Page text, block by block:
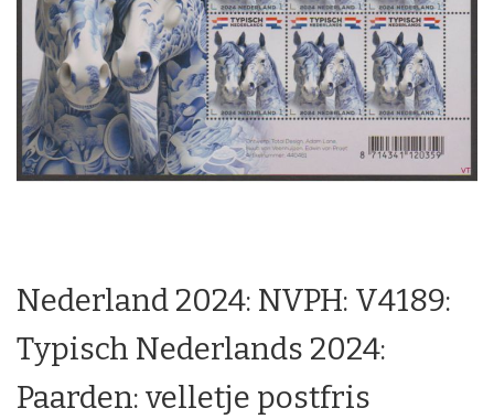
het
van
de
afbeeldingen-
gallerij
Nederland 2024: NVPH: V4189:
Typisch Nederlands 2024:
Paarden: velletje postfris